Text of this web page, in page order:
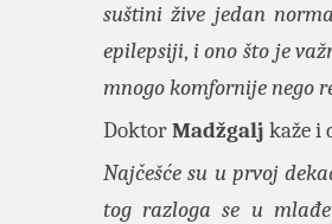
suštini žive jedan
epilepsiji, i ono što je
mnogo komfornije nego
DoktorMadžgalj kaže i
Najčešće su u prvoj
tog razloga se u